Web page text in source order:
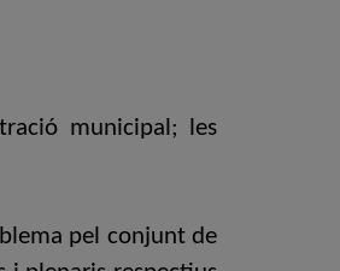
municipal; les
pel conjunt de